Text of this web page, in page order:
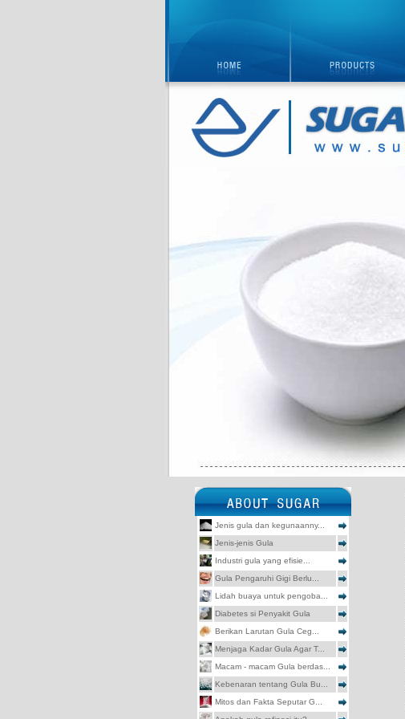
Jenis gula dan kegunaanny...
Jenis-jenis Gula
Industri gula yang efisie...
Gula Pengaruhi Gigi Berlu...
Lidah buaya untuk pengoba...
Diabetes si Penyakit Gula
Berikan Larutan Gula Ceg...
Menjaga Kadar Gula Agar T...
Macam - macam Gula berdas...
Kebenaran tentang Gula Bu...
Mitos dan Fakta Seputar G...